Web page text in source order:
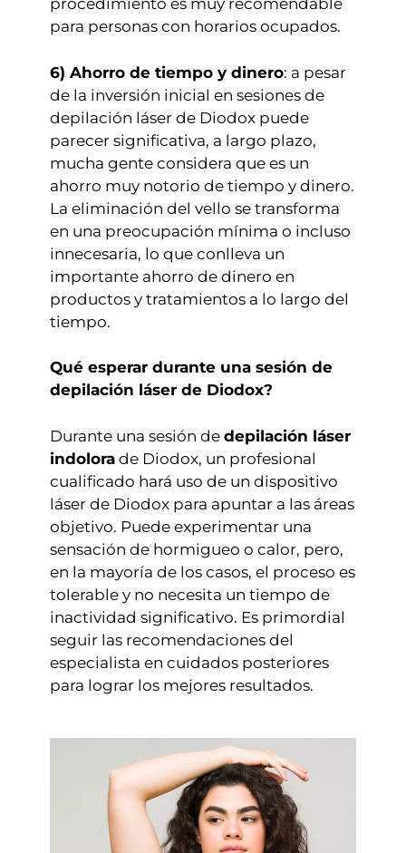
procedimiento es muy recomendable
para personas con horarios ocupados.
6) Ahorro de tiempo y dinero: a pesar
de la inversión inicial en sesiones de
depilación láser de Diodox puede
parecer significativa, a largo plazo,
mucha gente considera que es un
ahorro muy notorio de tiempo y dinero.
La eliminación del vello se transforma
en una preocupación mínima o incluso
innecesaria, lo que conlleva un
importante ahorro de dinero en
productos y tratamientos a lo largo del
tiempo.
Qué esperar durante una sesión de
depilación láser de Diodox?
Durante una sesión de depilación láser
indolora de Diodox, un profesional
cualificado hará uso de un dispositivo
láser de Diodox para apuntar a las áreas
objetivo. Puede experimentar una
sensación de hormigueo o calor, pero,
en la mayoría de los casos, el proceso es
tolerable y no necesita un tiempo de
inactividad significativo. Es primordial
seguir las recomendaciones del
especialista en cuidados posteriores
para lograr los mejores resultados.